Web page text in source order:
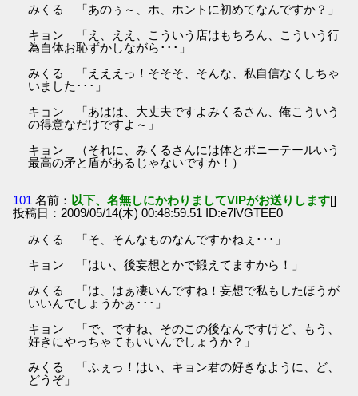
みくる 「あのぅ～、ホ、ホントに初めてなんですか？」
キョン 「え、ええ、こういう店はもちろん、こういう行
為自体お恥ずかしながら･･･」
みくる 「えええっ！そそそ、そんな、私自信なくしちゃ
いました･･･」
キョン 「あはは、大丈夫ですよみくるさん、俺こういう
の得意なだけですよ～」
キョン （それに、みくるさんには体とポニーテールいう
最高の矛と盾があるじゃないですか！）
101 名前： 以下、名無しにかわりましてVIPがお送りします[]
投稿日：2009/05/14(木) 00:48:59.51 ID:e7lVGTEE0
みくる 「そ、そんなものなんですかねぇ･･･」
キョン 「はい、後妄想とかで鍛えてますから！」
みくる 「は、はぁ凄いんですね！妄想で私もしたほうが
いいんでしょうかぁ･･･」
キョン 「で、ですね、そのこの後なんですけど、もう、
好きにやっちゃてもいいんでしょうか？」
みくる 「ふぇっ！はい、キョン君の好きなように、ど、
どうぞ」